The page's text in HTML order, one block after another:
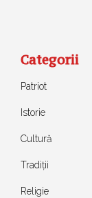
Categorii
Patriot
Istorie
Cultură
Tradiții
Religie